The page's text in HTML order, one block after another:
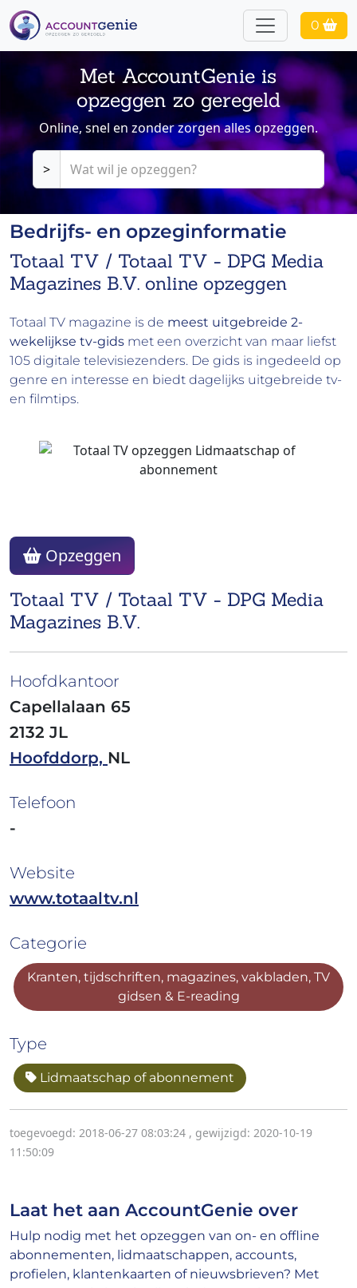
0
Met AccountGenie is
opzeggen zo geregeld
Online, snel en zonder zorgen alles opzeggen.
>
Bedrijfs- en opzeginformatie
Totaal TV / Totaal TV - DPG Media
Magazines B.V. online opzeggen
Totaal TV magazine is de meest uitgebreide 2-
wekelijkse tv-gids met een overzicht van maar liefst
105 digitale televisiezenders. De gids is ingedeeld op
genre en interesse en biedt dagelijks uitgebreide tv-
en filmtips.
Totaal TV / Totaal TV - DPG Media
Magazines B.V.
Opzeggen
Hoofdkantoor
Capellalaan 65
2132 JL
Hoofddorp, NL
Telefoon
-
Website
www.totaaltv.nl
Categorie
Kranten, tijdschriften, magazines, vakbladen, TV
gidsen & E-reading
Type
Lidmaatschap of abonnement
toegevoegd: 2018-06-27 08:03:24 , gewijzigd: 2020-10-19
11:50:09
Laat het aan AccountGenie over
Hulp nodig met het opzeggen van on- en offline
abonnementen, lidmaatschappen, accounts,
profielen, klantenkaarten of nieuwsbrieven? Met